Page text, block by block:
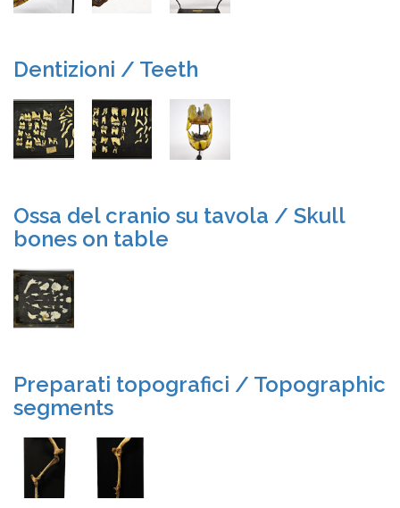
Dentizioni / Teeth
Ossa del cranio su tavola / Skull
bones on table
Preparati topografici / Topographic
segments